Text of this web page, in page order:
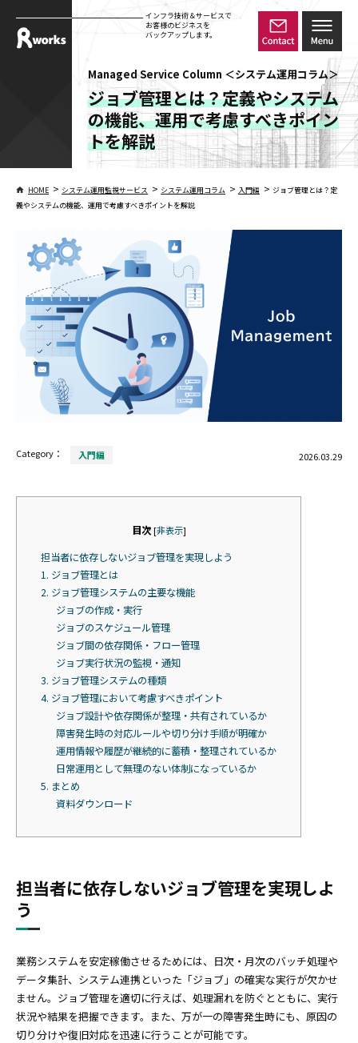
インフラ技術＆サービスで
お客様のビジネスを
バックアップします。
Managed Service Column ＜システム運用コラム＞
ジョブ管理とは？定義やシステム
の機能、運用で考慮すべきポイン
トを解説
HOME > システム運用監視サービス > システム運用コラム > 入門編 > ジョブ管理とは？定
義やシステムの機能、運用で考慮すべきポイントを解説
Category： 入門編 2026.03.29
目次 [非表示]
担当者に依存しないジョブ管理を実現しよう
1. ジョブ管理とは
2. ジョブ管理システムの主要な機能
ジョブの作成・実行
ジョブのスケジュール管理
ジョブ間の依存関係・フロー管理
ジョブ実行状況の監視・通知
3. ジョブ管理システムの種類
4. ジョブ管理において考慮すべきポイント
ジョブ設計や依存関係が整理・共有されているか
障害発生時の対応ルールや切り分け手順が明確か
運用情報や履歴が継続的に蓄積・整理されているか
日常運用として無理のない体制になっているか
5. まとめ
資料ダウンロード
担当者に依存しないジョブ管理を実現しよ
う
業務システムを安定稼働させるためには、日次・月次のバッチ処理や
データ集計、システム連携といった「ジョブ」の確実な実行が欠かせ
ません。ジョブ管理を適切に行えば、処理漏れを防ぐとともに、実行
状況や結果を把握できます。また、万が一の障害発生時にも、原因の
切り分けや復旧対応を迅速に行うことが可能です。